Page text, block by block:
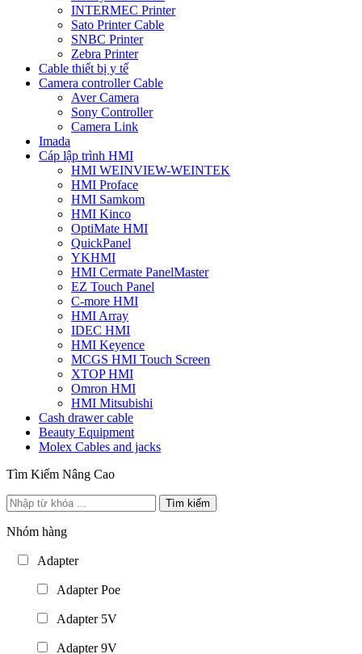
INTERMEC Printer
Sato Printer Cable
SNBC Printer
Zebra Printer
Cable thiết bị y tế
Camera controller Cable
Aver Camera
Sony Controller
Camera Link
Imada
Cáp lập trình HMI
HMI WEINVIEW-WEINTEK
HMI Proface
HMI Samkom
HMI Kinco
OptiMate HMI
QuickPanel
YKHMI
HMI Cermate PanelMaster
EZ Touch Panel
C-more HMI
HMI Array
IDEC HMI
HMI Keyence
MCGS HMI Touch Screen
XTOP HMI
Omron HMI
HMI Mitsubishi
Cash drawer cable
Beauty Equipment
Molex Cables and jacks
Tìm Kiếm Nâng Cao
Tìm kiếm
Nhóm hàng
Adapter
Adapter Poe
Adapter 5V
Adapter 9V